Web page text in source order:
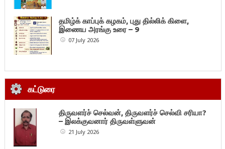
தமிழ்க் காப்புக் கழகம், புது தில்லிக் கிளை,
இணைய அரங்கு உரை – 9
07 July 2026
கட்டுரை
திருவளர்ச் செல்வன், திருவளர்ச் செல்வி சரியா?
– இலக்குவனார் திருவள்ளுவன்
21 July 2026